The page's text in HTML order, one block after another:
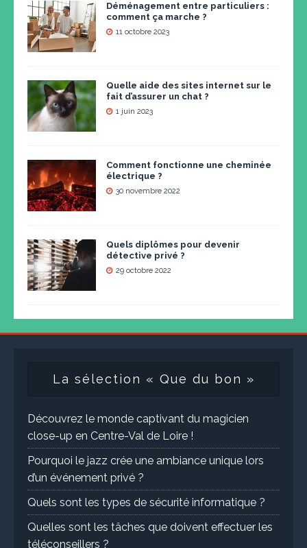
Déménagement entre particuliers :
comment ça marche ?
11 octobre 2023
Quelle aide des sites internet sur le
fait d’assurer un chat ?
1 juin 2023
Comment fonctionne une cheminée
électrique ?
30 novembre 2022
Quels diplômes pour devenir
détective privé ?
29 octobre 2022
La sélection « Que du bon »
Découvrez le monde captivant du magicien
close-up en Centre-Val de Loire !
Pourquoi le jazz crée une ambiance unique lors
d’un événement privé ?
Quels sont les types de sécurité informatique ?
Quelles sont les tâches que doivent effectuer les
téléconseillers ?